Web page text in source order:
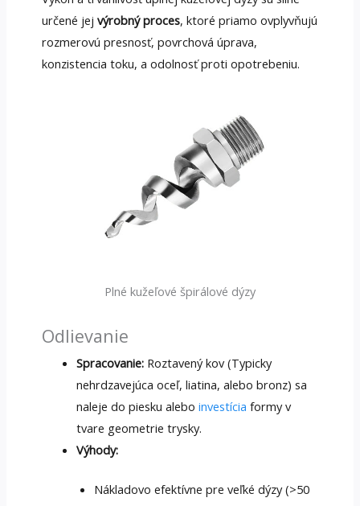
určené jej výrobný proces, ktoré priamo ovplyvňujú
rozmerovú presnosť, povrchová úprava,
konzistencia toku, a odolnosť proti opotrebeniu.
Plné kužeľové špirálové dýzy
Odlievanie
Spracovanie: Roztavený kov (Typicky
nehrdzavejúca oceľ, liatina, alebo bronz) sa
naleje do piesku aleboinvestícia formy v
tvare geometrie trysky.
Výhody:
Nákladovo efektívne pre veľké dýzy (>50